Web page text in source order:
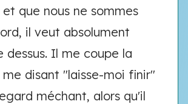
que nous ne sommes
il veut absolument
dessus. Il me coupe la
me disant "laisse-moi finir"
méchant, alors qu'il